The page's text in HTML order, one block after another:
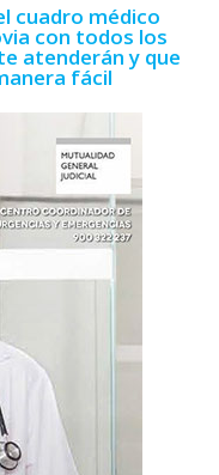
cuadro médico
con todos los
atenderán y que
fácil